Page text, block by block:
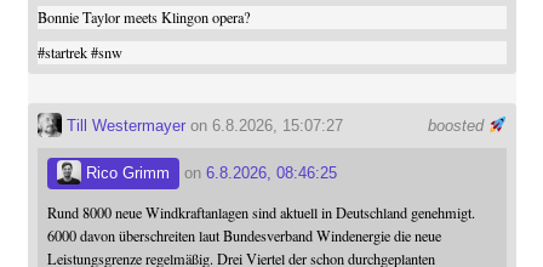
Bonnie Taylor meets Klingon opera?
#startrek #snw
boosted
Till Westermayeron 6.8.2026, 15:07:27
Rico Grimm on 6.8.2026, 08:46:25
Rund 8000 neue Windkraftanlagen sind aktuell in Deutschland genehmigt.
6000 davon überschreiten laut Bundesverband Windenergie die neue
Leistungsgrenze regelmäßig. Drei Viertel der schon durchgeplanten